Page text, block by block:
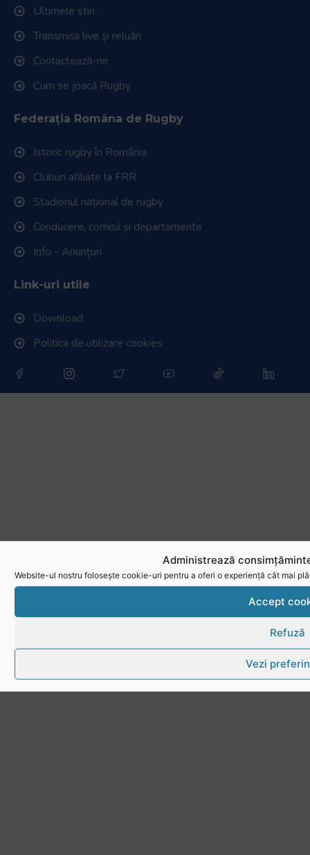
Administrează
Website-ul nostru folosește cookie-uri pentru a oferi o experiență cât mai
Accept
Refuză
Vezi
Ultimele știri
Transmisii live și reluări
Contactează-ne
Cum se joacă Rugby
Federația Româna de Rugby
Istoric rugby în România
Cluburi afiliate la FRR
Stadionul național de rugby
Conducere, comisii și departamente
Info - Anunțuri
Link-uri utile
Download
Politica de utilizare cookies